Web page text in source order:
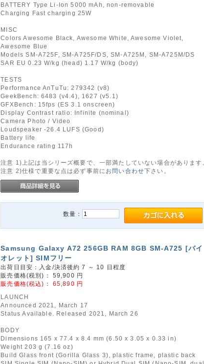
BATTERY Type Li-Ion 5000 mAh, non-removable
Charging Fast charging 25W
MISC
Colors Awesome Black, Awesome White, Awesome Violet,
Awesome Blue
Models SM-A725F, SM-A725F/DS, SM-A725M, SM-A725M/DS
SAR EU 0.23 W/kg (head) 1.17 W/kg (body)
TESTS
Performance AnTuTu: 279342 (v8)
GeekBench: 6483 (v4.4), 1627 (v5.1)
GFXBench: 15fps (ES 3.1 onscreen)
Display Contrast ratio: Infinite (nominal)
Camera Photo / Video
Loudspeaker -26.4 LUFS (Good)
Battery life
Endurance rating 117h
注意 1)上記は当シリーズ概要で、一部満たしていない場合があります
注意 2)仕様で重要な点は必ず事前に お問い合わせ下さい。
数量：
Samsung Galaxy A72 256GB RAM 8GB SM-A725 [バイ
オレット] SIMフリー
出荷日目安：入金/決済後約 7 ～ 10 日程度
販売価格(税別)： 59,900 円
販売価格(税込)： 65,890 円
LAUNCH
Announced 2021, March 17
Status Available. Released 2021, March 26
BODY
Dimensions 165 x 77.4 x 8.4 mm (6.50 x 3.05 x 0.33 in)
Weight 203 g (7.16 oz)
Build Glass front (Gorilla Glass 3), plastic frame, plastic back